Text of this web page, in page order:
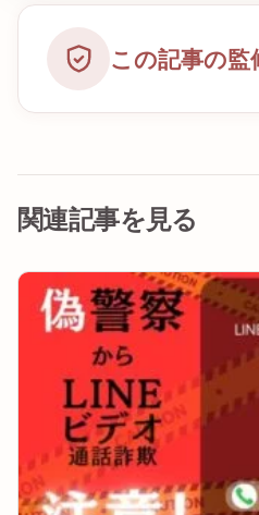
この記事の監
関連記事を見る